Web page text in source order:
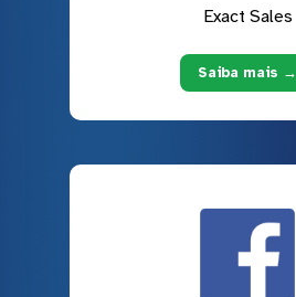
Exact Sales
Saiba mais →